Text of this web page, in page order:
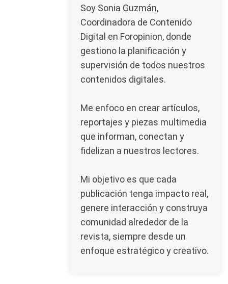
Soy Sonia Guzmán,
Coordinadora de Contenido
Digital en Foropinion, donde
gestiono la planificación y
supervisión de todos nuestros
contenidos digitales.
Me enfoco en crear artículos,
reportajes y piezas multimedia
que informan, conectan y
fidelizan a nuestros lectores.
Mi objetivo es que cada
publicación tenga impacto real,
genere interacción y construya
comunidad alrededor de la
revista, siempre desde un
enfoque estratégico y creativo.